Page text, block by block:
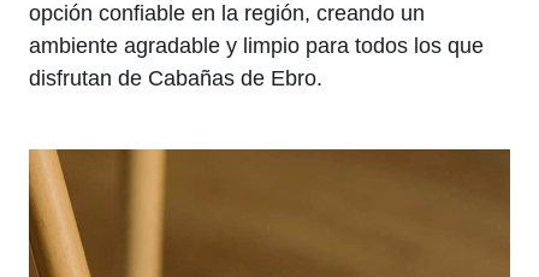
opción confiable en la región, creando un
ambiente agradable y limpio para todos los que
disfrutan de Cabañas de Ebro.